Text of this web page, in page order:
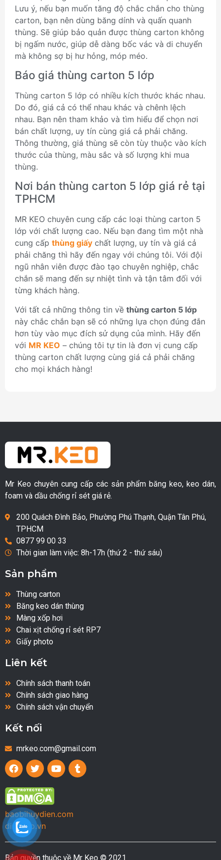
Lưu ý, nếu bạn muốn tăng độ chắc chắn cho thùng
carton, bạn nên dùng băng dính và quấn quanh
thùng. Sẽ giúp bảo quản được thùng carton không
bị ngấm nước, giúp dễ dàng bốc vác và di chuyển
mà không sợ bị hư hỏng, móp méo.
Báo giá thùng carton 5 lớp
Thùng carton 5 lớp có nhiều kích thước khác nhau.
Do đó, giá cả có thể nhau khác và chênh lệch
nhau. Bạn nên tham khảo và tìm hiểu để chọn nơi
bán chất lượng, uy tín cùng giá cả phải chăng.
Thông thường, giá thùng sẽ còn tùy thuộc vào kích
thước của thùng, màu sắc và số lượng khi mua
thùng.
Nơi bán thùng carton 5 lớp giá rẻ tại
TPHCM
MR KEO chuyên cung cấp các loại thùng carton 5
lớp với chất lượng cao. Nếu bạn đang tìm một nhà
cung cấp thùng giấy chất lượng, uy tín và giá cả
phải chăng thì hãy đến ngay với chúng tôi. Với đội
ngũ nhân viên được đào tạo chuyên nghiệp, chắc
chắn sẽ mang đến sự nhiệt tình và tận tâm đối với
từng khách hàng.
Với tất cả những thông tin về thùng carton 5 lớp
này chắc chắn bạn sẽ có những lựa chọn đúng đắn
hơn tùy vào mục đích sử dụng của mình. Hãy đến
với MR KEO – chúng tôi tự tin là đơn vị cung cấp
thùng carton chất lượng cùng giá cả phải chăng
cho mọi khách hàng!
Mr Keo chuyên cung cấp các sản phẩm băng keo, keo dán,
foam và dầu chống rỉ sét giá rẻ.
200 Quách Đình Bảo, Phường Phú Thạnh, Quận Tân Phú,
TPHCM
0877 99 00 33
Thời gian làm việc: 8h-17h (thứ 2 - thứ sáu)
Sản phẩm
Thùng carton
Băng keo dán thùng
Màng xốp hơi
Chai xịt chống rỉ sét RP7
Giấy photo
Liên kết
Chính sách thanh toán
Chính sách giao hàng
Chính sách vận chuyển
Kết nối
mrkeo.com@gmail.com
baobihuydien.com
dinhbao.vn
Bản quyền thuộc về Mr Keo © 2021